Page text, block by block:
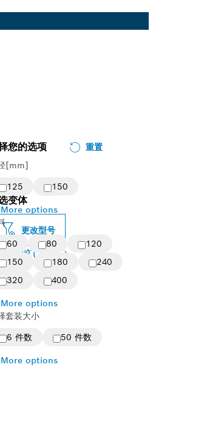
您的选项
重置
[mm]
125
150
More options
60
80
120
150
180
240
320
400
More options
套装大小
6 件数
50 件数
More options
变体
更改型号
概览(17)